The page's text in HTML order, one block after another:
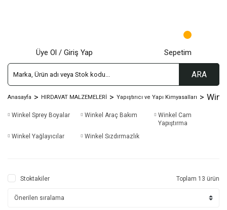
ARA
Üye Ol / Giriş Yap Sepetim
Anasayfa HIRDAVAT MALZEMELERİ Yapıştırıcı ve Yapı Kimyasalları
Winkel Sprey Boyalar Winkel Araç Bakım
Winkel Cam
Yapıştırma
Winkel Yağlayıcılar
Winkel Sızdırmazlık
Stoktakiler Toplam 13 ürün